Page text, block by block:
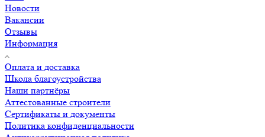
Новости
Вакансии
Отзывы
Информация
Оплата и доставка
Школа благоустройства
Наши партнёры
Аттестованные строители
Сертификаты и документы
Политика конфиденциальности